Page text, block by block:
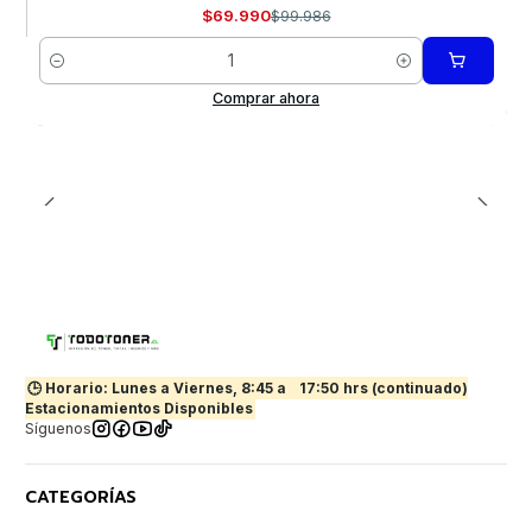
$69.990$99.986
Cantidad
Comprar ahora
🕒 Horario: Lunes a Viernes, 8:45 a
17:50 hrs (continuado)
Estacionamientos Disponibles
Síguenos
CATEGORÍAS